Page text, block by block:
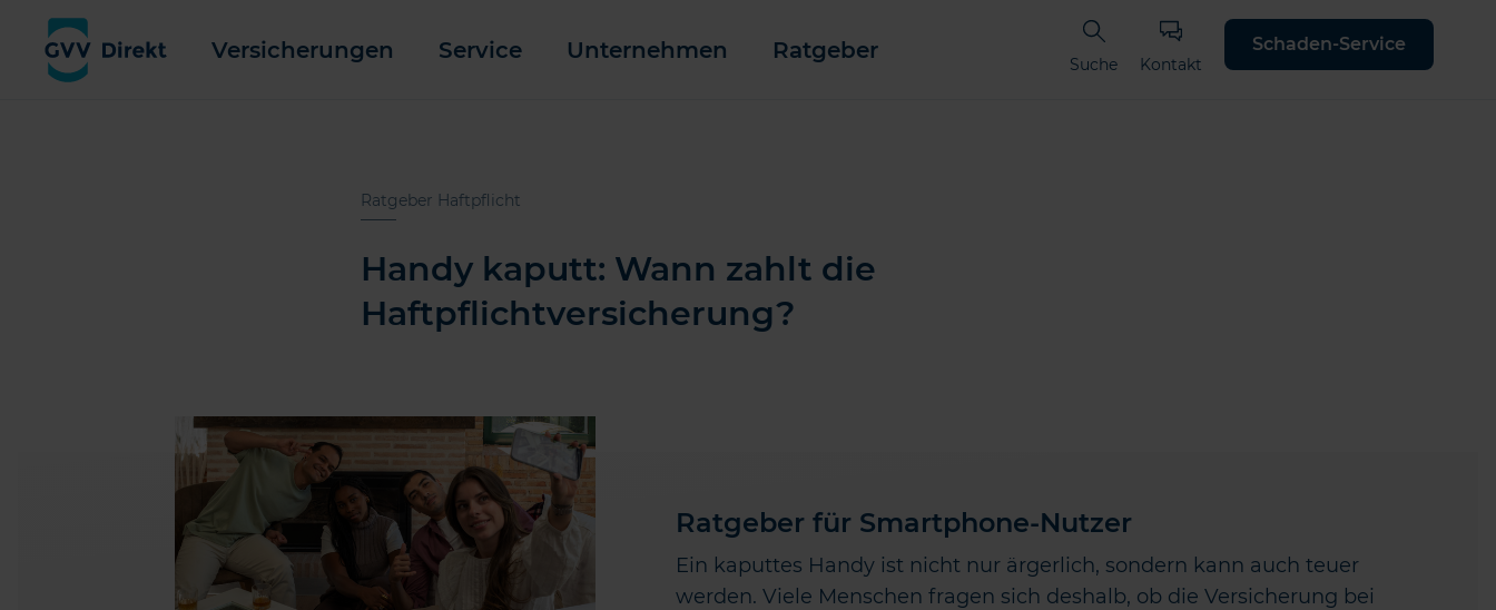
Versicherungen Service Unternehmen Ratgeber
Suche Kontakt
Schaden-Service
Ratgeber Haftpflicht
Handy kaputt: Wann zahlt die
Haftpflichtversicherung?
Ratgeber für Smartphone-Nutzer
Ein kaputtes Handy ist nicht nur ärgerlich, sondern kann auch teuer
werden. Viele Menschen fragen sich deshalb, ob die Versicherung bei